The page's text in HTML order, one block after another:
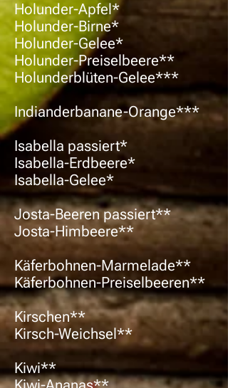
Holunder-Apfel*
Holunder-Birne*
Holunder-Gelee*
Holunder-Preiselbeere**
Holunderblüten-Gelee***
Indianderbanane-Orange***
Isabella passiert*
Isabella-Erdbeere*
Isabella-Gelee*
Josta-Beeren passiert**
Josta-Himbeere**
Käferbohnen-Marmelade**
Käferbohnen-Preiselbeeren**
Kirschen**
Kirsch-Weichsel**
Kiwi**